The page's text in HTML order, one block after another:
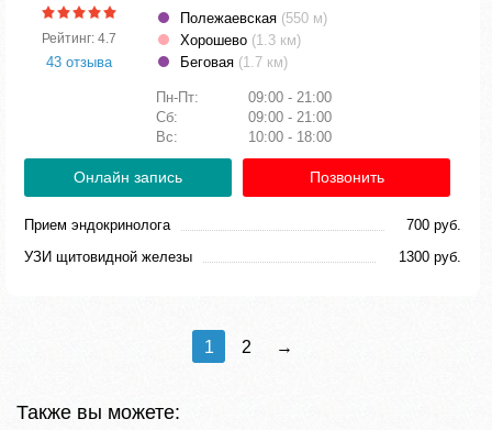
Рейтинг: 4.7
43 отзыва
Полежаевская (550 м)
Хорошево (1.3 км)
Беговая (1.7 км)
Пн-Пт:
09:00 - 21:00
Сб:
09:00 - 21:00
Вс:
10:00 - 18:00
Онлайн запись Позвонить
Прием эндокринолога
700 руб.
УЗИ щитовидной железы
1300 руб.
1 2 →
Также вы можете: